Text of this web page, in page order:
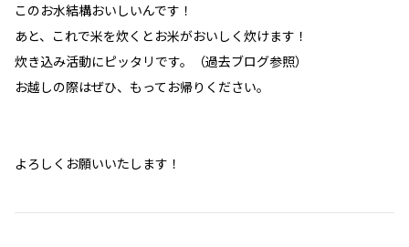
このお水結構おいしいんです！
あと、これで米を炊くとお米がおいしく炊けます！
炊き込み活動にピッタリです。（過去ブログ参照）
お越しの際はぜひ、もってお帰りください。
よろしくお願いいたします！